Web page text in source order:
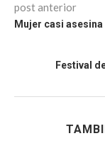
post anterior
Mujer casi
Festival